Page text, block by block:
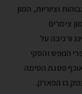
וציוריות, המון
צימרים
ורכיבה על
הנופש והסקי
פסגת הסימה
.